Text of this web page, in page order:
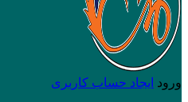
ورود ایجاد حساب کاربری